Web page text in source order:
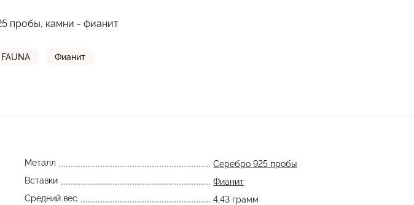
пробы, камни - фианит
Фианит
Металл
Серебро 925 пробы
Вставки
Фианит
Средний вес
4,43 грамм